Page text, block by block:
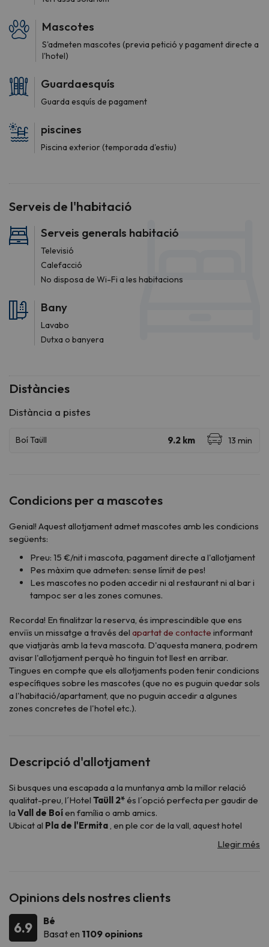
Mascotes
S'admeten mascotes (previa petició y pagament directe a
l'hotel)
Guardaesquís
Guarda esquís de pagament
piscines
Piscina exterior (temporada d'estiu)
Serveis de l'habitació
Serveis generals habitació
Televisió
Calefacció
No disposa de Wi-Fi a les habitacions
Bany
Lavabo
Dutxa o banyera
Distàncies
Condicions per a mascotes
Genial! Aquest allotjament admet mascotes amb les condicions
següents:
Preu: 15 €/nit i mascota, pagament directe a l'allotjament
Pes màxim que admeten: sense límit de pes!
Les mascotes no poden accedir ni al restaurant ni al bar i
tampoc ser a les zones comunes.
Recorda! En finalitzar la reserva, és imprescindible que ens
enviïs un missatge a través del apartat de contacte informant
que viatjaràs amb la teva mascota. D'aquesta manera, podrem
avisar l'allotjament perquè ho tinguin tot llest en arribar.
Tingues en compte que els allotjaments poden tenir condicions
específiques sobre les mascotes (que no es puguin quedar sols
a l'habitació/apartament, que no puguin accedir a algunes
zones concretes de l'hotel etc.).
Si busques una escapada a la muntanya amb la millor relació
qualitat-preu, l´Hotel Taüll 2*és l´opció perfecta per gaudir de
laVall de Boíen família o amb amics.
Ubicat al Pla de l'Ermita , en ple cor de la vall, aquest hotel
acollidora, ideal per gaudir de tot el que la destinació té per
seves habitacions poden comptar ambllits individuals, sofàs
llit o lliteres
convertint-lo en una de les millors opcions per a famílies
nombroses.
Descripció d'allotjament
Opinions dels nostres clients
6.9
Bé
Basat en 1109 opinions